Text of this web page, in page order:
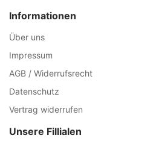
Informationen
Über uns
Impressum
AGB / Widerrufsrecht
Datenschutz
Vertrag widerrufen
Unsere Fillialen